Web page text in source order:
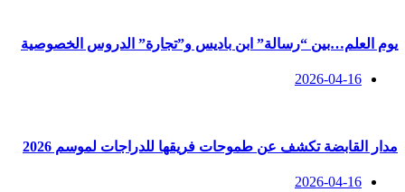
​يوم العلم…بين “رسالة” ابن باديس و”تجارة” الدروس الخصوصية
2026-04-16
مدار القابضة تكشف عن طموحات فريقها للدراجات لموسم 2026
2026-04-16